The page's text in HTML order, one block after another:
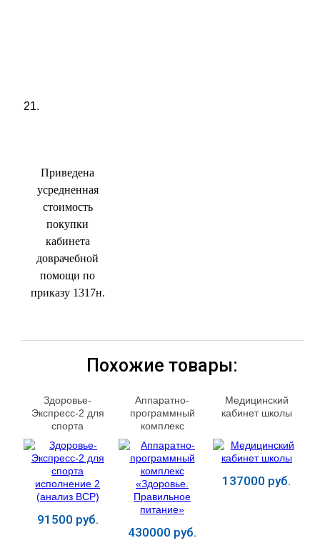
21.
Приведена
усредненная
стоимость
покупки
кабинета
доврачебной
помощи по
приказу 1317н.
Похожие товары:
Здоровье-
Экспресс-2 для
спорта
(анализ ВСР)
91500 руб.
Аппаратно-
программный
комплекс
Правильное
питание»
430000 руб.
Медицинский
кабинет школы
137000 руб.